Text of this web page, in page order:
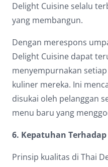
Delight Cuisine selalu
yang membangun.
Dengan merespons
Delight Cuisine dapat
menyempurnakan
kuliner mereka. Ini
disukai oleh pelanggan
menu baru yang
6. Kepatuhan
Prinsip kualitas di Thai